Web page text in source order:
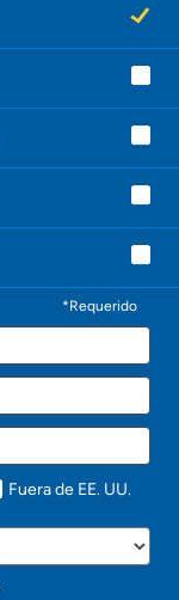
*Requerido
Fuera de EE. UU.